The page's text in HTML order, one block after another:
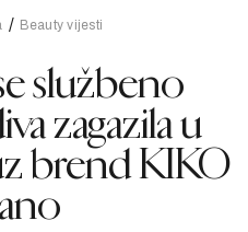
Beauty vijesti
službeno
zagazila u
brend KIKO